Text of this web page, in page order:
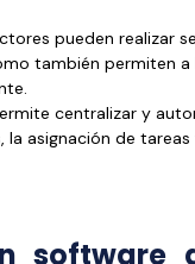
pueden realizar
también permiten
centralizar y
la asignación de